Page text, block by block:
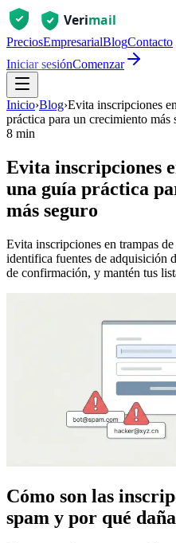
PreciosEmpresarialBlogContacto
Iniciar sesiónComenzar
Inicio›Blog›Evita inscripciones
práctica para un crecimiento más
8 min
Evita inscripciones
una guía práctica
más seguro
Evita inscripciones en trampas
identifica fuentes de adquisición
de confirmación, y mantén tus
Cómo son las
spam y por qué